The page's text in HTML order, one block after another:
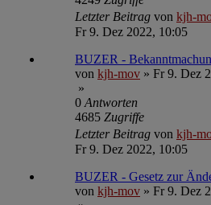
Letzter Beitrag von kjh-
Fr 9. Dez 2022, 10:05
BUZER -
von kjh-mov » Fr 9. Dez
»
0 Antworten
4685 Zugriffe
Letzter Beitrag von kjh-
Fr 9. Dez 2022, 10:05
BUZER - Gesetz zur
von kjh-mov » Fr 9. Dez